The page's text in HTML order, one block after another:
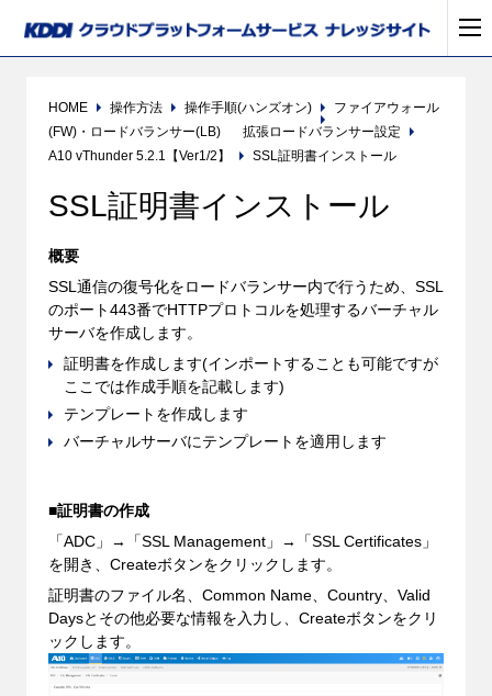
HOME 操作方法 操作手順(ハンズオン)
ファイアウォール
(FW)・ロードバランサー(LB)
拡張ロードバランサー設定
A10 vThunder 5.2.1【Ver1/2】
SSL証明書インストール
SSL証明書インストール
概要
SSL通信の復号化をロードバランサー内で行うため、SSL
のポート443番でHTTPプロトコルを処理するバーチャル
サーバを作成します。
証明書を作成します(インポートすることも可能ですが
ここでは作成手順を記載します)
テンプレートを作成します
バーチャルサーバにテンプレートを適用します
■証明書の作成
「ADC」→「SSL Management」→「SSL Certificates」
を開き、Createボタンをクリックします。
証明書のファイル名、Common Name、Country、Valid
Daysとその他必要な情報を入力し、Createボタンをクリ
ックします。